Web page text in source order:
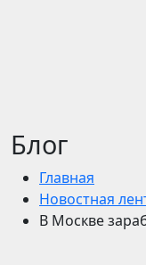
Блог
Главная
Новостная
В Москве